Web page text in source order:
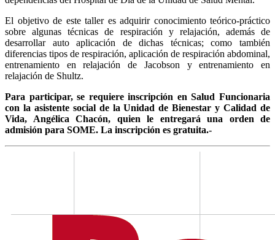
El objetivo de este taller es adquirir conocimiento teórico-práctico
sobre algunas técnicas de respiración y relajación, además de
desarrollar auto aplicación de dichas técnicas; como también
diferencias tipos de respiración, aplicación de respiración abdominal,
entrenamiento en relajación de Jacobson y entrenamiento en
relajación de Shultz.
Para participar, se requiere inscripción en Salud Funcionaria
con la asistente social de la Unidad de Bienestar y Calidad de
Vida, Angélica Chacón, quien le entregará una orden de
admisión para SOME. La inscripción es gratuita.-